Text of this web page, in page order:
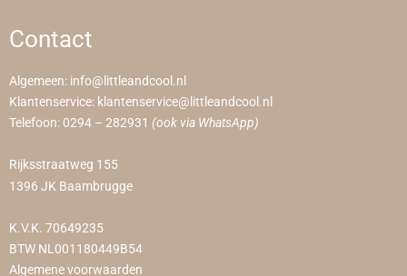
Contact
Algemeen: info@littleandcool.nl
Klantenservice: klantenservice@littleandcool.nl
Telefoon: 0294 – 282931 (ook via WhatsApp)
Rijksstraatweg 155
1396 JK Baambrugge
K.V.K. 70649235
BTW NL001180449B54
Algemene voorwaarden